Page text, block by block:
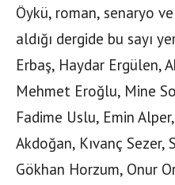
Öykü, roman, senaryo
aldığı dergide bu sayı
Erbaş, Haydar Ergülen,
Mehmet Eroğlu, Mine
Fadime Uslu, Emin
Akdoğan, Kıvanç Sezer,
Gökhan Horzum, Onur